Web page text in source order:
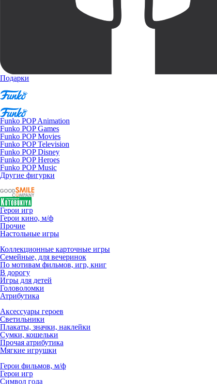
Подарки
Funko POP Animation
Funko POP Games
Funko POP Movies
Funko POP Television
Funko POP Disney
Funko POP Heroes
Funko POP Music
Другие фигурки
Герои игр
Герои кино, м/ф
Прочие
Настольные игры
Коллекционные карточные игры
Семейные, для вечеринок
По мотивам фильмов, игр, книг
В дорогу
Игры для детей
Головоломки
Атрибутика
Аксессуары героев
Светильники
Плакаты, значки, наклейки
Сумки, кошельки
Прочая атрибутика
Мягкие игрушки
Герои фильмов, м/ф
Герои игр
Символ года